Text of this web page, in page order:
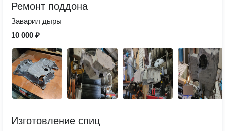
Ремонт поддона
Заварил дыры
10 000 ₽
Изготовление спиц